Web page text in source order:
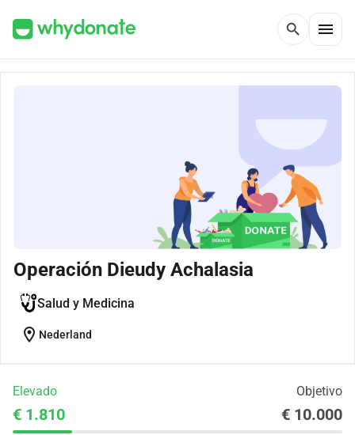
search menu
Operación Dieudy Achalasia
Salud y Medicina
location_on Nederland
Elevado Objetivo
€ 1.810 € 10.000